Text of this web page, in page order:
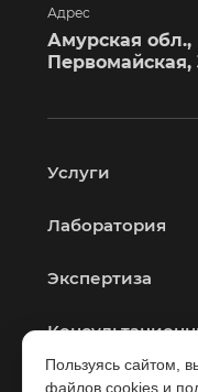
Адрес
Амурская обл.,
Первомайская,
Услуги
Лаборатория
Экспертиза
Пользуясь сайтом,
файлов cookies и